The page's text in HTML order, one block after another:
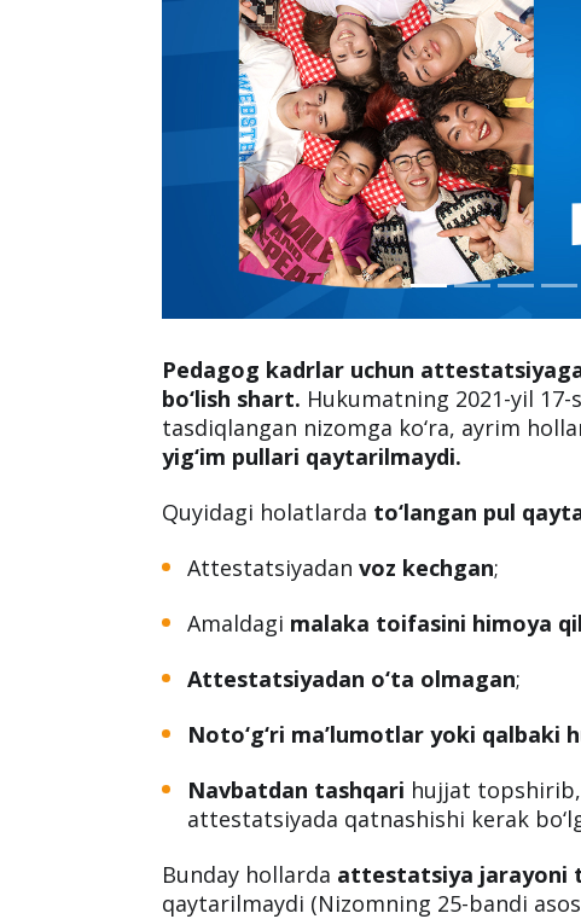
Pedagog kadrlar uchun
bo‘lish shart. Hukumatning 2021-yil
tasdiqlangan nizomga ko‘ra, ayrim
yig‘im pullari qaytarilmaydi.
Quyidagi holatlarda to‘langan pul
Attestatsiyadanvoz kechgan;
Amaldagi malaka toifasini himoya
Attestatsiyadan o‘ta olmagan;
Noto‘g‘ri ma’lumotlar yoki qalbaki
Navbatdan tashqari hujjat
attestatsiyada qatnashishi kerak
Bunday hollarda attestatsiya jarayoni
qaytarilmaydi (Nizomning 25-bandi